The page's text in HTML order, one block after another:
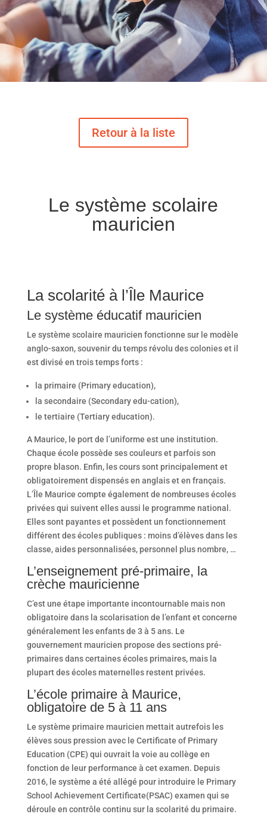
Le système scolaire
mauricien
La scolarité à l’Île Maurice
Le système éducatif mauricien
Le système scolaire mauricien fonctionne sur le modèle
anglo-saxon, souvenir du temps révolu des colonies et il
est divisé en trois temps forts :
la primaire (Primary education),
la secondaire (Secondary edu-cation),
le tertiaire (Tertiary education).
A Maurice, le port de l’uniforme est une institution.
Chaque école possède ses couleurs et parfois son
propre blason. Enfin, les cours sont principalement et
obligatoirement dispensés en anglais et en français.
L’Île Maurice compte également de nombreuses écoles
privées qui suivent elles aussi le programme national.
Elles sont payantes et possèdent un fonctionnement
différent des écoles publiques : moins d’élèves dans les
classe, aides personnalisées, personnel plus nombre, …
L’enseignement pré-primaire, la
crèche mauricienne
C’est une étape importante incontournable mais non
obligatoire dans la scolarisation de l’enfant et concerne
généralement les enfants de 3 à 5 ans. Le
gouvernement mauricien propose des sections pré-
primaires dans certaines écoles primaires, mais la
plupart des écoles maternelles restent privées.
L’école primaire à Maurice,
obligatoire de 5 à 11 ans
Le système primaire mauricien mettait autrefois les
élèves sous pression avec le Certificate of Primary
Education (CPE) qui ouvrait la voie au collège en
fonction de leur performance à cet examen. Depuis
2016, le système a été allégé pour introduire le Primary
School Achievement Certificate(PSAC) examen qui se
déroule en contrôle continu sur la scolarité du primaire.